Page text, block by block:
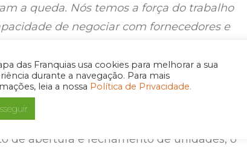
das Franquias usa cookies para melhorar a sua
durante a navegação. Para mais
leia a nossa Política de Privacidade.
a queda. Nós temos a força do trabalho
de negociar com fornecedores e
por exemplo, porém, é com muito
do franchising está atuando para
impactos nos negócios”, afirma André
ABF.
de abertura e fechamento de unidades, o